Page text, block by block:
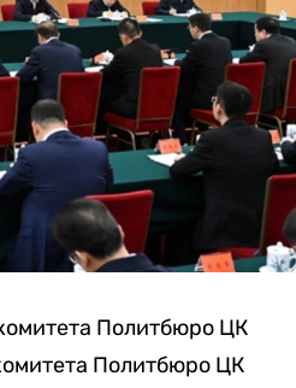
Политбюро ЦК
Политбюро ЦК